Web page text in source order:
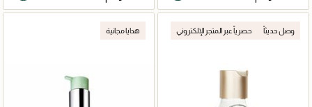
وصل حديثاً حصرياً عبر المتجر الإلكتروني هدايا مجانية